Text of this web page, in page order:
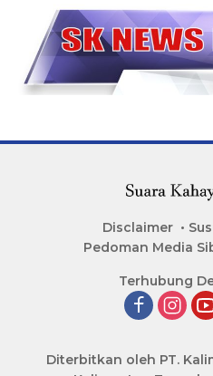
Disclaimer
Pedoman Media
Terhubung
Diterbitkan oleh PT.